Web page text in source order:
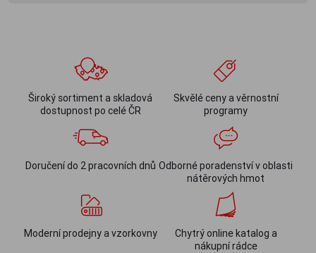
Široký sortiment a skladová
dostupnost po celé ČR
Skvělé ceny a věrnostní
programy
Doručení do 2 pracovních dnů Odborné poradenství v oblasti
nátěrových hmot
Moderní prodejny a vzorkovny
Chytrý online katalog a
nákupní rádce